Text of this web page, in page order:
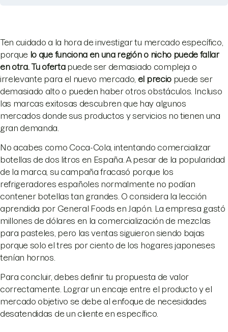
Ten cuidado a la hora de investigar tu mercado específico,
porque lo que funciona en una región o nicho puede fallar
en otra. Tu oferta puede ser demasiado compleja o
irrelevante para el nuevo mercado, el preciopuede ser
demasiado alto o pueden haber otros obstáculos. Incluso
las marcas exitosas descubren que hay algunos
mercados donde sus productos y servicios no tienen una
gran demanda.
No acabes como Coca-Cola, intentando comercializar
botellas de dos litros en España. A pesar de la popularidad
de la marca, su campaña fracasó porque los
refrigeradores españoles normalmente no podían
contener botellas tan grandes. O considera la lección
aprendida por General Foods en Japón. La empresa gastó
millones de dólares en la comercialización de mezclas
para pasteles, pero las ventas siguieron siendo bajas
porque solo el tres por ciento de los hogares japoneses
tenían hornos.
Para concluir, debes definir tu propuesta de valor
correctamente. Lograr un encaje entre el producto y el
mercado objetivo se debe al enfoque de necesidades
desatendidas de un cliente en específico.